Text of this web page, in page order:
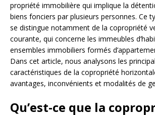
propriété immobilière qui implique la
biens fonciers par plusieurs personnes. Ce
se distingue notamment de la copropriété
courante, qui concerne les immeubles
ensembles immobiliers formés
Dans cet article, nous analysons les
caractéristiques de la copropriété
avantages, inconvénients et modalités de
Qu’est-ce que la